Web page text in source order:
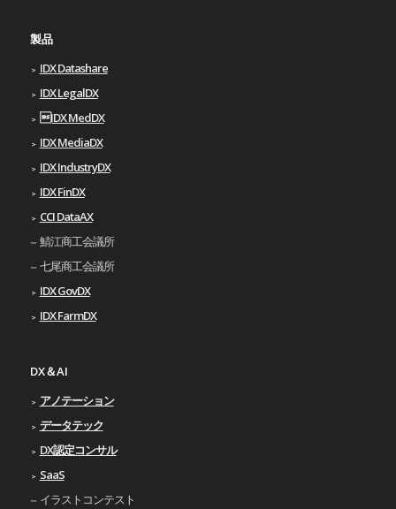
製品
IDX Datashare
IDX LegalDX
IDX MedDX
IDX MediaDX
IDX IndustryDX
IDX FinDX
CCI DataAX
鯖江商工会議所
七尾商工会議所
IDX GovDX
IDX FarmDX
DX＆AI
アノテーション
データテック
DX認定コンサル
SaaS
イラストコンテスト